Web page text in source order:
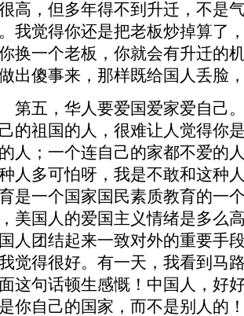
高，但多年得不到升迁，不是
我觉得你还是把老板炒掉算了
换一个老板，你就会有升迁的
出傻事来，那样既给国人丢脸
五，华人要爱国爱家爱自己。
的祖国的人，很难让人觉得你
人；一个连自己的家都不爱的
人多可怕呀，我是不敢和这种
是一个国家国民素质教育的一
美国人的爱国主义情绪是多么
人团结起来一致对外的重要手
觉得很好。有一天，我看到马
面这句话顿生感慨！中国人，好
你自己的国家，而不是别人的